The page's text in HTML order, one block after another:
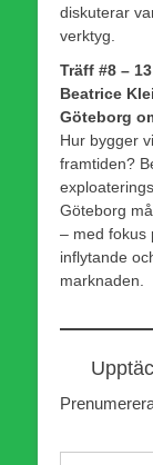
diskuterar
verktyg.
Träff #8 –
Beatrice
Göteborg
Hur bygger
framtiden?
Göteborg
– med fokus
inflytande
marknaden.
Skriv din e-post …